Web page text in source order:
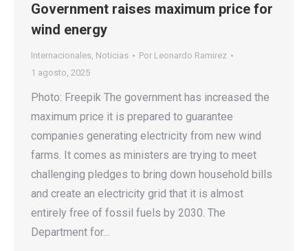
Government raises maximum price for
wind energy
Internacionales, Noticias Por Leonardo Ramirez
1 agosto, 2025
Photo: Freepik The government has increased the
maximum price it is prepared to guarantee
companies generating electricity from new wind
farms. It comes as ministers are trying to meet
challenging pledges to bring down household bills
and create an electricity grid that it is almost
entirely free of fossil fuels by 2030. The
Department for…